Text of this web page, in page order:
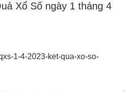
Xổ Số ngày 1 tháng 4
1-4-2023-ket-qua-xo-so-